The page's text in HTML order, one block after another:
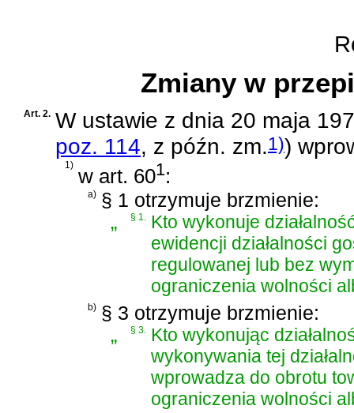
Zmiany w
Art. 2. W ustawie z dnia 20 maja
poz. 114, z późn. zm.1))
1) w art. 601:
a) § 1 otrzymuje brzmienie:
„ § 1. Kto wykonuje
ewidencji działalności
regulowanej lub bez
ograniczenia wolności
b) § 3 otrzymuje brzmienie:
„ § 3. Kto wykonując
wykonywania tej
wprowadza do obrotu
ograniczenia wolności